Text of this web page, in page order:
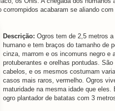
acabaram se aliando
Descrição: Ogros tem de 2,5 metros
humano e tem braços do tamanho de
cinza, marrom e os incomuns negro e
protuberantes e orelhas pontudas.
cabelos, e os mesmos costumam
casos mais raros, vermelho. Ogros
maturidade na mesma idade que
ogro plantador de batatas com 3